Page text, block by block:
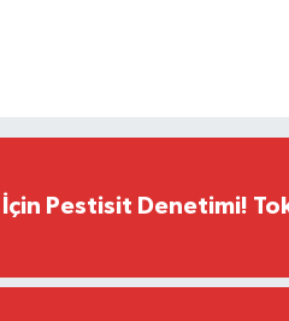
İçin Pestisit Denetimi!